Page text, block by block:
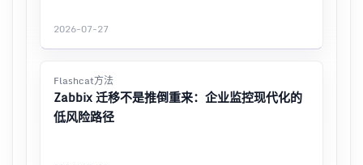
2026-07-27
Flashcat方法
Zabbix 迁移不是推倒重来：企业监控现代化的
低风险路径